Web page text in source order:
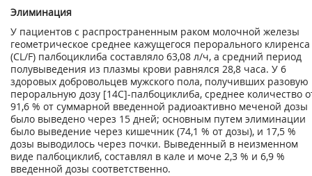
Элиминация
У пациентов с распространенным раком молочной железы
геометрическое среднее кажущегося перорального клиренса
(CL/F) палбоциклиба составляло 63,08 л/ч, а средний период
полувыведения из плазмы крови равнялся 28,8 часа. У 6
здоровых добровольцев мужского пола, получивших разовую
пероральную дозу [14С]-палбоциклиба, среднее количество
91,6 % от суммарной введенной радиоактивно меченой дозы
было выведено через 15 дней; основным путем элиминации
было выведение через кишечник (74,1 % от дозы), и 17,5 %
дозы выводилось через почки. Выведенный в неизменном
виде палбоциклиб, составлял в кале и моче 2,3 % и 6,9 %
введенной дозы соответственно.